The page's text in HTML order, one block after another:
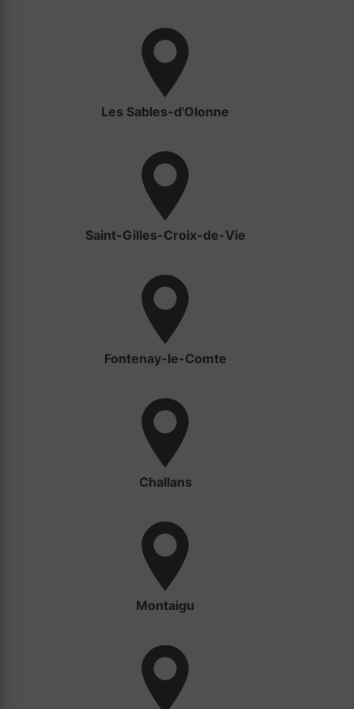
Les Sables-d'Olonne
Saint-Gilles-Croix-de-Vie
Fontenay-le-Comte
Challans
Montaigu